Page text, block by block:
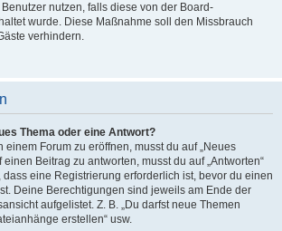
nutzen, falls diese von der Board-
wurde. Diese Maßnahme soll den Missbrauch
verhindern.
Thema oder eine Antwort?
einem Forum zu eröffnen, musst du auf „Neues
einen Beitrag zu antworten, musst du auf „Antworten“
dass eine Registrierung erforderlich ist, bevor du einen
Deine Berechtigungen sind jeweils am Ende der
aufgelistet. Z. B. „Du darfst neue Themen
erstellen“ usw.